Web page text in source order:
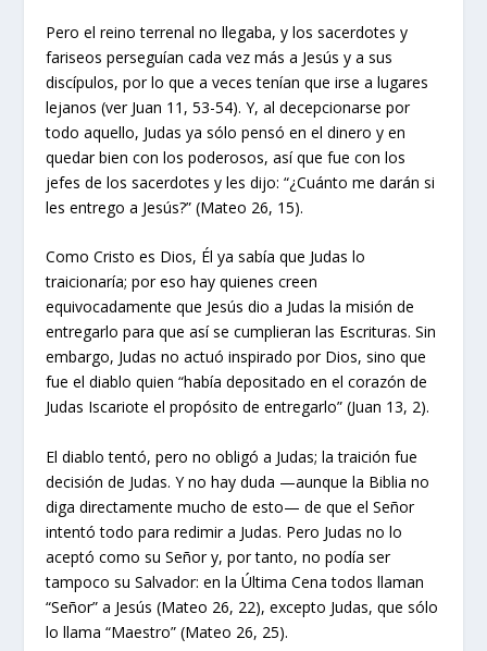
Pero el reino terrenal no llegaba, y los sacerdotes y
fariseos perseguían cada vez más a Jesús y a sus
discípulos, por lo que a veces tenían que irse a lugares
lejanos (ver Juan 11, 53-54). Y, al decepcionarse por
todo aquello, Judas ya sólo pensó en el dinero y en
quedar bien con los poderosos, así que fue con los
jefes de los sacerdotes y les dijo: “¿Cuánto me darán si
les entrego a Jesús?” (Mateo 26, 15).
Como Cristo es Dios, Él ya sabía que Judas lo
traicionaría; por eso hay quienes creen
equivocadamente que Jesús dio a Judas la misión de
entregarlo para que así se cumplieran las Escrituras. Sin
embargo, Judas no actuó inspirado por Dios, sino que
fue el diablo quien “había depositado en el corazón de
Judas Iscariote el propósito de entregarlo” (Juan 13, 2).
El diablo tentó, pero no obligó a Judas; la traición fue
decisión de Judas. Y no hay duda —aunque la Biblia no
diga directamente mucho de esto— de que el Señor
intentó todo para redimir a Judas. Pero Judas no lo
aceptó como su Señor y, por tanto, no podía ser
tampoco su Salvador: en la Última Cena todos llaman
“Señor” a Jesús (Mateo 26, 22), excepto Judas, que sólo
lo llama “Maestro” (Mateo 26, 25).